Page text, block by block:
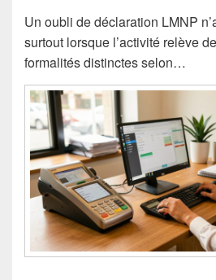
Un oubli de déclaration LMNP
surtout lorsque l’activité relève
formalités distinctes selon…